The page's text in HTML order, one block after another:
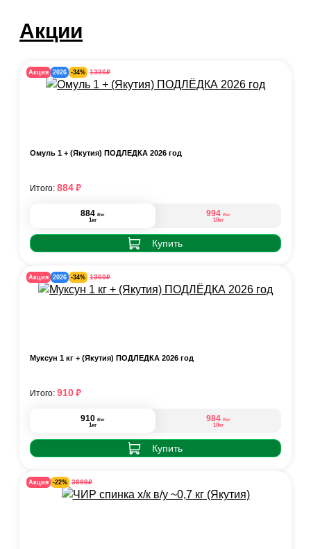
Акции
Акция 2026 -34% 1336₽
Омуль 1 + (Якутия) ПОДЛЁДКА 2026 год
884 ₽/кг
1кг
994 ₽/кг
10кг
Купить
Итого: 884₽
Акция 2026 -34% 1360₽
Муксун 1 кг + (Якутия) ПОДЛЁДКА 2026 год
910 ₽/кг
1кг
984 ₽/кг
10кг
Купить
Итого: 910₽
Акция -22% 3899₽